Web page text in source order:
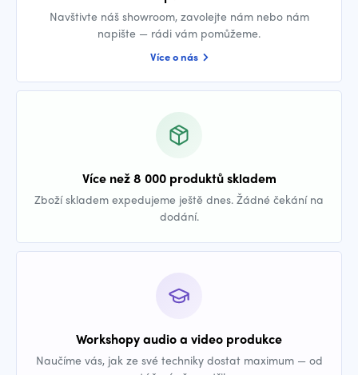
Navštivte náš showroom, zavolejte nám nebo nám
napište — rádi vám pomůžeme.
Více o nás
Více než 8 000 produktů skladem
Zboží skladem expedujeme ještě dnes. Žádné čekání na
dodání.
Workshopy audio a video produkce
Naučíme vás, jak ze své techniky dostat maximum — od